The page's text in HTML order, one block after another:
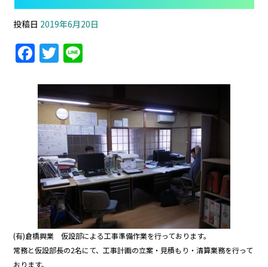
投稿日 2019年6月20日
F
a
c
e
b
o
o
k
T
w
itt
er
e
(有)倉橋興業 仮設部による工事準備作業を行っております。
常務と仮設部長の2名にて、工事計画の立案・見積もり・清算業務を行って
おります。